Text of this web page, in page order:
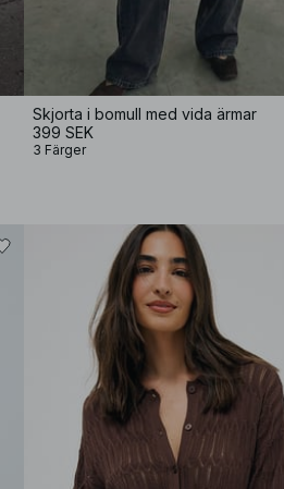
Skjorta i bomull med vida ärmar
399 SEK
3 Färger